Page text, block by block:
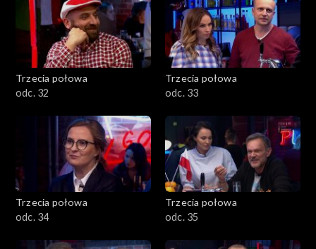
Trzecia połowa
odc. 32
Trzecia połowa
odc. 33
Trzecia połowa
odc. 34
Trzecia połowa
odc. 35